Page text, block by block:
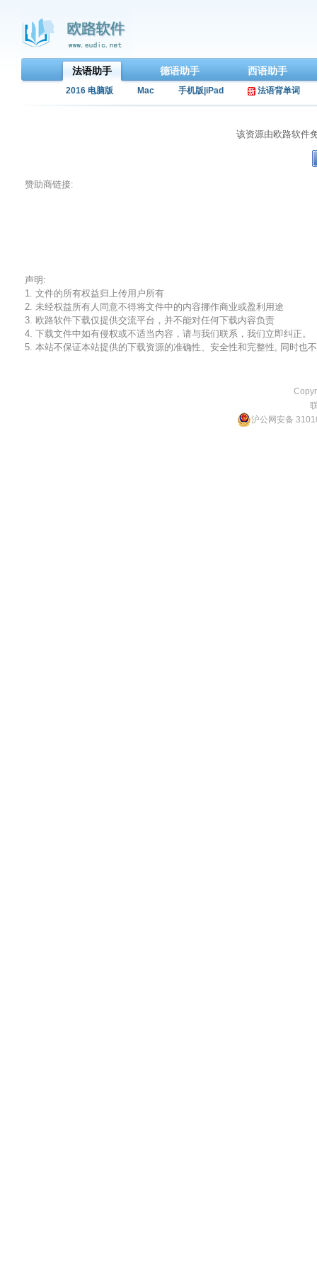
法语助手 德语助手 西语助手
2016 电脑版 Mac 手机版|iPad 法语背单词
该资源由欧路软件
赞助商链接:
声明:
1. 文件的所有权益归上传用户所有
2. 未经权益所有人同意不得将文件中的内容挪作商业或盈利用途
3. 欧路软件下载仅提供交流平台，并不能对任何下载内容负责
4. 下载文件中如有侵权或不适当内容，请与我们联系，我们立即纠正。
5. 本站不保证本站提供的下载资源的准确性、安全性和完整性, 同时也
沪公网安备